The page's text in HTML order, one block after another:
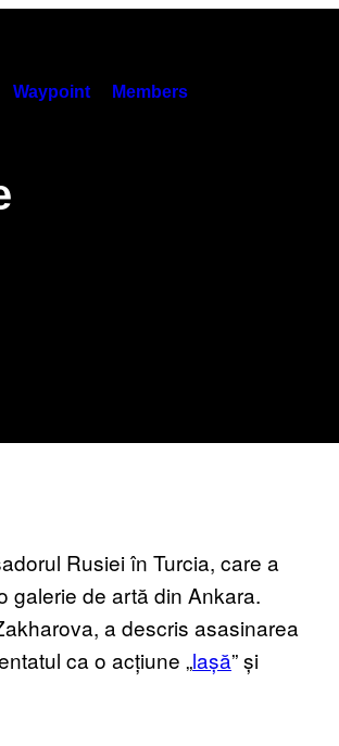
Waypoint Members
Rusiei în Turcia, care a
galerie de artă din Ankara.
a descris asasinarea
ca o acțiune „lașă” și